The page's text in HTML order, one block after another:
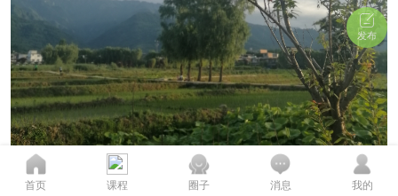
您的态度至关重要...
发布
首页 课程 圈子 消息 我的